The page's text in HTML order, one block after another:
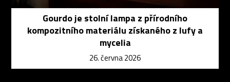
Gourdo je stolní lampa z přírodního
kompozitního materiálu získaného z lufy a
mycelia
26. června 2026